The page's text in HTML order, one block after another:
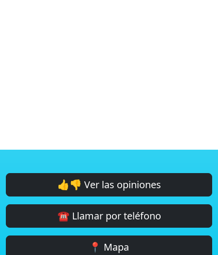
👍👎 Ver las opiniones
☎️ Llamar por teléfono
📍 Mapa